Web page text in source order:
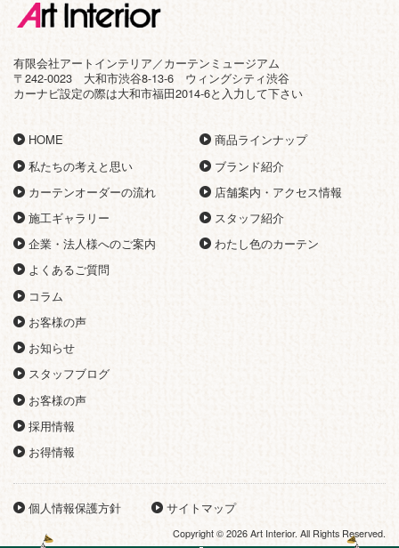
有限会社アートインテリア／カーテンミュージアム
〒242-0023 大和市渋谷8-13-6 ウィングシティ渋谷
カーナビ設定の際は大和市福田2014-6と入力して下さい
HOME
私たちの考えと思い
カーテンオーダーの流れ
施工ギャラリー
企業・法人様へのご案内
よくあるご質問
コラム
商品ラインナップ
ブランド紹介
店舗案内・アクセス情報
スタッフ紹介
わたし色のカーテン
お客様の声
お知らせ
スタッフブログ
お客様の声
採用情報
お得情報
個人情報保護方針 サイトマップ
Copyright © 2026 Art Interior. All Rights Reserved.